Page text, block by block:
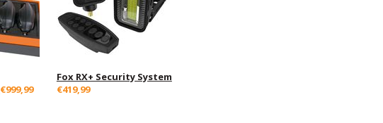
€999,99
Fox RX+ Security System
€419,99